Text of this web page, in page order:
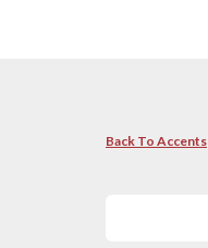
Back To Accents